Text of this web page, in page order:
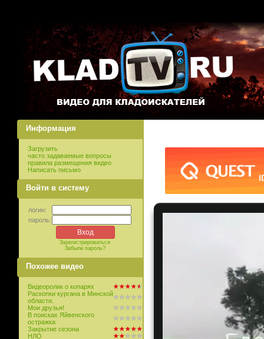
Информация
Загрузить
часто задаваемые вопросы
правила размещения видео
Написать письмо
Войти в систему
логин:
пароль:
Зарегистрироваться
Забыли пароль?
Похожее видео
Видеоролик о копарях
Раскопки кургана в Минской
области.
Мои друзья!
В поисках Яйвенского
остражка
Закрытие сезона
НЛО